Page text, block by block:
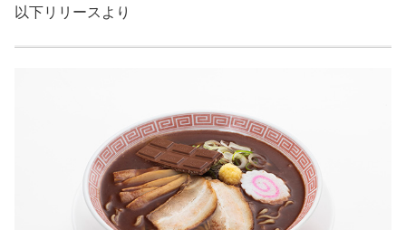
以下リリースより